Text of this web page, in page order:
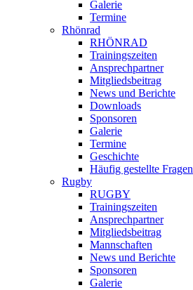
Galerie
Termine
Rhönrad
RHÖNRAD
Trainingszeiten
Ansprechpartner
Mitgliedsbeitrag
News und Berichte
Downloads
Sponsoren
Galerie
Termine
Geschichte
Häufig gestellte Fragen
Rugby
RUGBY
Trainingszeiten
Ansprechpartner
Mitgliedsbeitrag
Mannschaften
News und Berichte
Sponsoren
Galerie